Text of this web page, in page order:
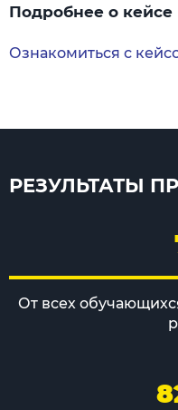
Подробнее о кейсе
Ознакомиться с
РЕЗУЛЬТАТЫ
От всех